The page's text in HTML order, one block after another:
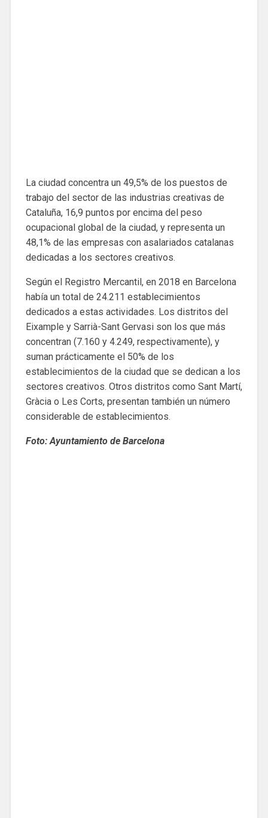
La ciudad concentra un 49,5% de los puestos de
trabajo del sector de las industrias creativas de
Cataluña, 16,9 puntos por encima del peso
ocupacional global de la ciudad, y representa un
48,1% de las empresas con asalariados catalanas
dedicadas a los sectores creativos.
Según el Registro Mercantil, en 2018 en Barcelona
había un total de 24.211 establecimientos
dedicados a estas actividades. Los distritos del
Eixample y Sarrià-Sant Gervasi son los que más
concentran (7.160 y 4.249, respectivamente), y
suman prácticamente el 50% de los
establecimientos de la ciudad que se dedican a los
sectores creativos. Otros distritos como Sant Martí,
Gràcia o Les Corts, presentan también un número
considerable de establecimientos.
Foto: Ayuntamiento de Barcelona